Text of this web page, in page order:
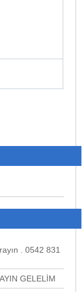
. 0542 831
GELELİM